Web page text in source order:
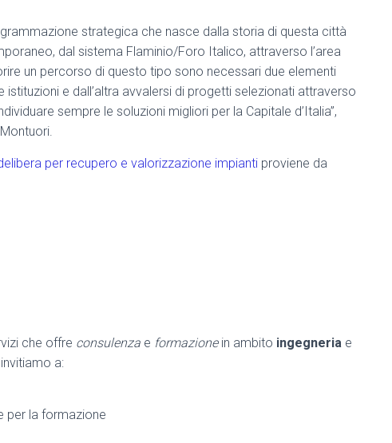
strategica che nasce dalla storia di questa città
dal sistema Flaminio/Foro Italico, attraverso l’area
un percorso di questo tipo sono necessari due elementi
istituzioni e dall’altra avvalersi di progetti selezionati attraverso
sempre le soluzioni migliori per la Capitale d’Italia”,
per recupero e valorizzazione impianti proviene da
che offre consulenza e formazionein ambito ingegneria e
a:
per la formazione